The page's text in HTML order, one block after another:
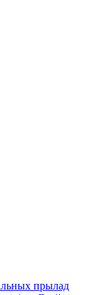
прылад